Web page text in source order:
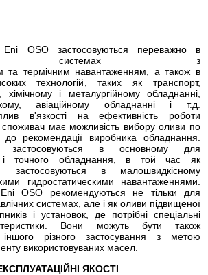
Eni OSO застосовуються переважно в
системах з
та термічним навантаженням, а також в
технологій, таких як транспорт,
хімічному і металургійному обладнанні,
авіаційному обладнанні і т.д.
в'язкості на ефективність роботи
споживач має можливість вибору оливи по
до рекомендації виробника обладнання.
застосовуються в основному для
і точного обладнання, в той час як
застосовуються в малошвидкісному
гидростатическими навантаженнями.
Eni OSO рекомендуються не тільки для
системах, але і як оливи підвищеної
і установок, де потрібні спеціальні
Вони можуть бути також
різного застосування з метою
використовуваних масел.
ЯКОСТІ